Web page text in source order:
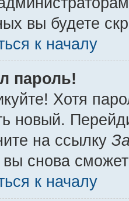
вы будете
к началу
пароль!
Хотя
новый.
на ссылку
вы снова
к началу